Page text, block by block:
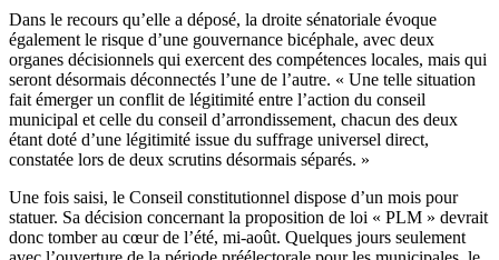
Dans le recours qu’elle a déposé, la droite sénatoriale évoque
également le risque d’une gouvernance bicéphale, avec deux
organes décisionnels qui exercent des compétences locales, mais qui
seront désormais déconnectés l’une de l’autre. « Une telle situation
fait émerger un conflit de légitimité entre l’action du conseil
municipal et celle du conseil d’arrondissement, chacun des deux
étant doté d’une légitimité issue du suffrage universel direct,
constatée lors de deux scrutins désormais séparés. »
Une fois saisi, le Conseil constitutionnel dispose d’un mois pour
statuer. Sa décision concernant la proposition de loi « PLM » devrait
donc tomber au cœur de l’été, mi-août. Quelques jours seulement